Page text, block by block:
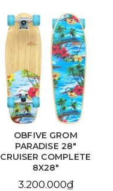
OBFIVE GROM
PARADISE 28"
CRUISER COMPLETE
8X28"
3.200.000₫